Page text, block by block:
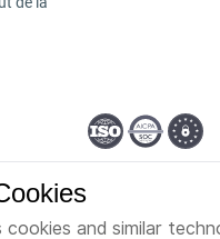
cookies and similar